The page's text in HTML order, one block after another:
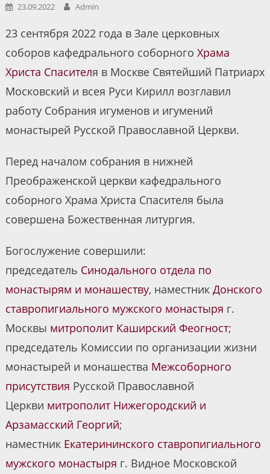
23.09.2022 Admin
23 сентября 2022 года в Зале церковных
соборов кафедрального соборного Храма
Христа Спасителя в Москве Святейший Патриарх
Московский и всея Руси Кирилл возглавил
работу Собрания игуменов и игумений
монастырей Русской Православной Церкви.
Перед началом собрания в нижней
Преображенской церкви кафедрального
соборного Храма Христа Спасителя была
совершена Божественная литургия.
Богослужение совершили:
председатель Синодального отдела по
монастырям и монашеству, наместник Донского
ставропигиального мужского монастыря г.
Москвы митрополит Каширский Феогност;
председатель Комиссии по организации жизни
монастырей и монашества Межсоборного
присутствия Русской Православной
Церкви митрополит Нижегородский и
Арзамасский Георгий;
наместник Екатерининского ставропигиального
мужского монастыря г. Видное Московской